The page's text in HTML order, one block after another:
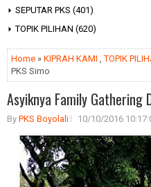
SEPUTAR PKS (401)
TOPIK PILIHAN (620)
Home » KIPRAH KAMI ,TOPIK
PKS Simo
Asyiknya Family Gathering
By PKS Boyolali 10/10/2016